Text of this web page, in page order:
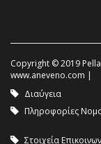
Copyright © 2019
www.aneveno.com |
Διαύγεια
Πληροφορίες
Στοιχεία